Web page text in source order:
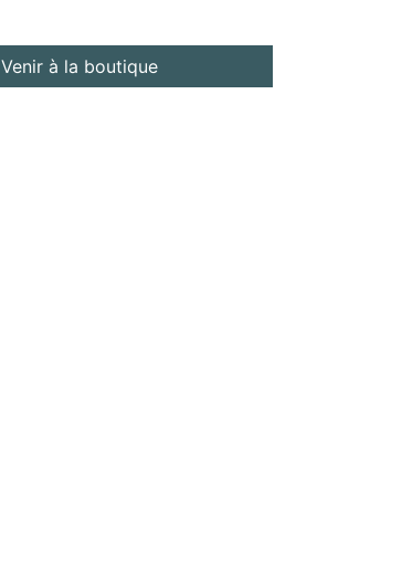
Venir à la boutique